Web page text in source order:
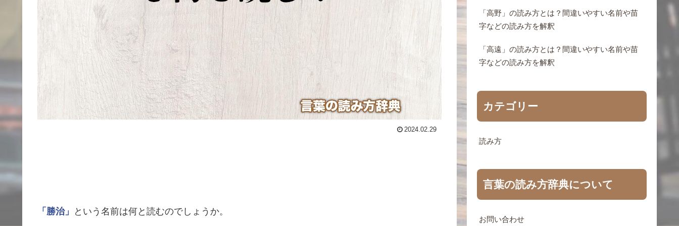
2024.02.29
「勝治」 という名前は何と読むのでしょうか。
「高野」の読み方とは？間違いやすい名前や苗
字などの読み方を解釈
「高遠」の読み方とは？間違いやすい名前や苗
字などの読み方を解釈
カテゴリー
読み方
言葉の読み方辞典について
お問い合わせ